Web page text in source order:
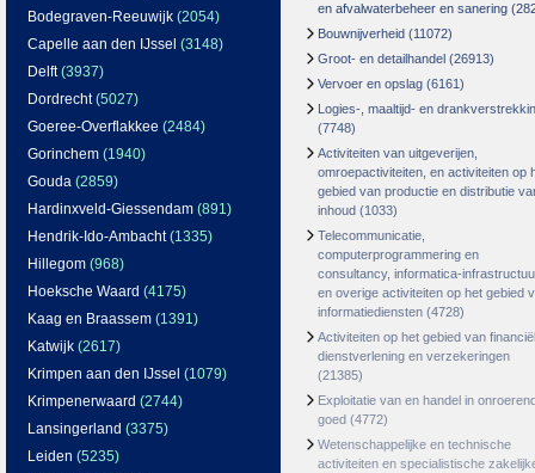
Bodegraven-Reeuwijk (2054)
Capelle aan den IJssel (3148)
Delft(3937)
Dordrecht(5027)
Goeree-Overflakkee (2484)
Gorinchem (1940)
Gouda (2859)
Hardinxveld-Giessendam (891)
Hendrik-Ido-Ambacht(1335)
Hillegom (968)
Hoeksche Waard (4175)
Kaag en Braassem (1391)
Katwijk (2617)
Krimpen aan den IJssel (1079)
Krimpenerwaard (2744)
Lansingerland (3375)
Leiden (5235)
en afvalwaterbeheer en sanering
Bouwnijverheid (11072)
Groot- en detailhandel (26913)
Vervoer en opslag (6161)
Logies-, maaltijd- en
(7748)
Activiteiten van uitgeverijen,
omroepactiviteiten, en activiteiten op
gebied van productie en distributie
inhoud (1033)
Telecommunicatie,
computerprogrammering en
consultancy, informatica-
en overige activiteiten op het gebied
informatiediensten (4728)
Activiteiten op het gebied van
dienstverlening en verzekeringen
(21385)
Exploitatie van en handel in
goed (4772)
Wetenschappelijke en technische
activiteiten en specialistische